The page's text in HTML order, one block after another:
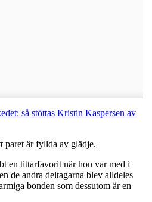
så stöttas Kristin Kaspersen av
paret är fyllda av glädje.
en tittarfavorit när hon var med i
de andra deltagarna blev alldeles
bonden som dessutom är en